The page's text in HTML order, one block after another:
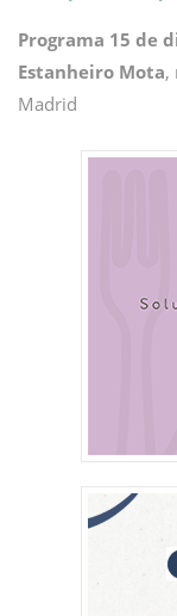
Programa 15 de
Estanheiro Mota,
Madrid